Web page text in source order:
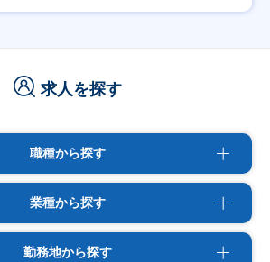
求人を探す
職種から探す
業種から探す
勤務地から探す